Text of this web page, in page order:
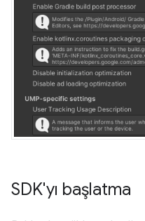
SDK'yı başlatma